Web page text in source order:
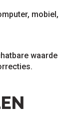
mobiel,
waarde